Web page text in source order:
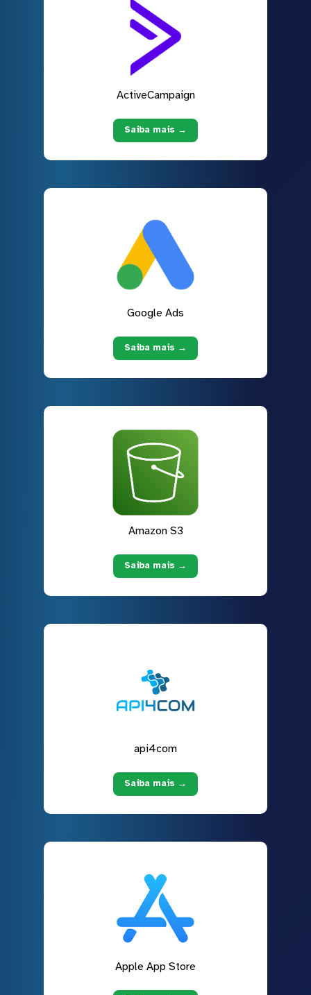
ActiveCampaign
Saiba mais →
Google Ads
Saiba mais →
Amazon S3
Saiba mais →
api4com
Saiba mais →
Apple App Store